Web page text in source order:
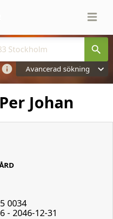
Avancerad sökning
Johan
0034
- 2046-12-31